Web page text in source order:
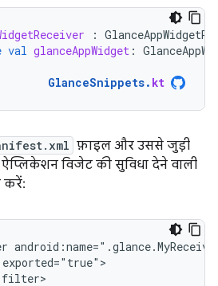
:
val glanceAppWidget :
GlanceSnippets. kt
फ़ाइल और उससे जुड़ी
विजेट की सुविधा देने वाली
करें: